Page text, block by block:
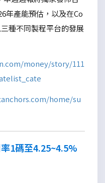
年產能預估，以及在Co
種不同製程平台的發展
money/story/111
home/su
1碼至4.25~4.5%